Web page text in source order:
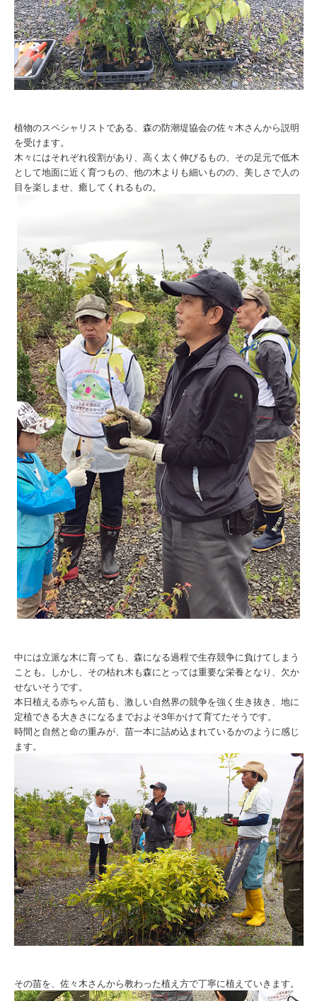
植物のスペシャリストである、森の防潮堤協会の佐々木さんから説明
を受けます。
木々にはそれぞれ役割があり、高く太く伸びるもの、その足元で低木
として地面に近く育つもの、他の木よりも細いものの、美しさで人の
目を楽しませ、癒してくれるもの。
中には立派な木に育っても、森になる過程で生存競争に負けてしまう
ことも。しかし、その枯れ木も森にとっては重要な栄養となり、欠か
せないそうです。
本日植える赤ちゃん苗も、激しい自然界の競争を強く生き抜き、地に
定植できる大きさになるまでおよそ3年かけて育てたそうです。
時間と自然と命の重みが、苗一本に詰め込まれているかのように感じ
ます。
その苗を、佐々木さんから教わった植え方で丁寧に植えていきます。